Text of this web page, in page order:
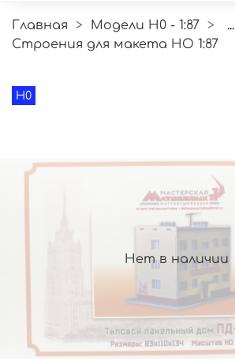
Главная Модели H0 - 1:87
...
Строения для макета HO 1:87
Нет в наличии
H0